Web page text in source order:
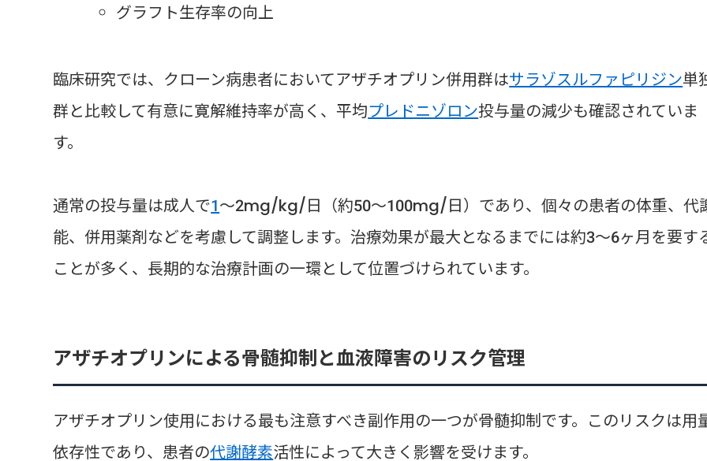
グラフト生存率の向上
臨床研究では、クローン病患者においてアザチオプリン併用群はサラゾスルファピリジン単
群と比較して有意に寛解維持率が高く、平均プレドニゾロン投与量の減少も確認されていま
す。
通常の投与量は成人で1～2mg/kg/日（約50～100mg/日）であり、個々の患者の体重、代
能、併用薬剤などを考慮して調整します。治療効果が最大となるまでには約3～6ヶ月を要す
ことが多く、長期的な治療計画の一環として位置づけられています。
アザチオプリンによる骨髄抑制と血液障害のリスク管理
アザチオプリン使用における最も注意すべき副作用の一つが骨髄抑制です。このリスクは用
依存性であり、患者の代謝酵素活性によって大きく影響を受けます。